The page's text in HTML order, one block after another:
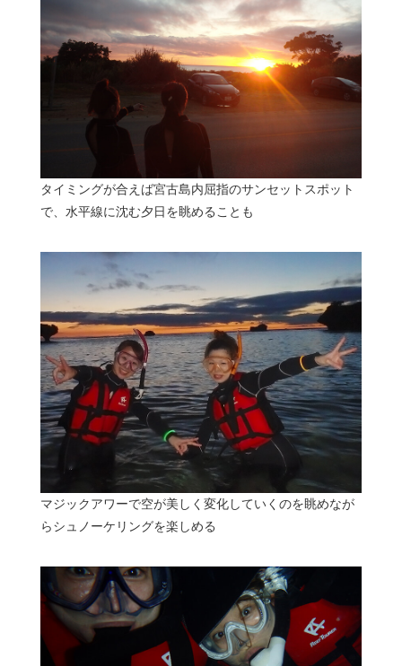
タイミングが合えば宮古島内屈指のサンセットスポット
で、水平線に沈む夕日を眺めることも
マジックアワーで空が美しく変化していくのを眺めなが
らシュノーケリングを楽しめる